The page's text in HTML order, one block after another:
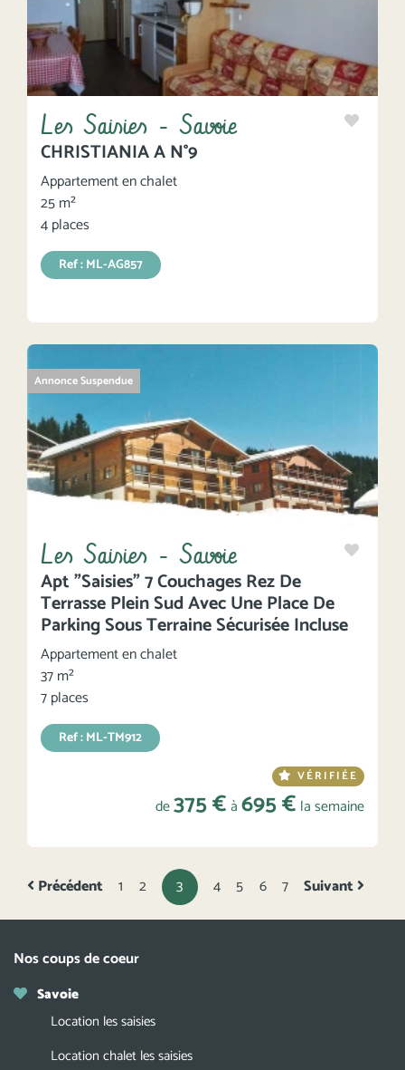
Les Saisies - Savoie
CHRISTIANIA A N°9
Appartement en chalet
25 m²
4 places
Ref : ML-AG857
Annonce Suspendue
Les Saisies - Savoie
Apt "Saisies" 7 Couchages Rez De
Terrasse Plein Sud Avec Une Place De
Parking Sous Terraine Sécurisée Incluse
Appartement en chalet
37 m²
7 places
Ref : ML-TM912
VÉRIFIÉE
de375 €à695 € la semaine
Précédent 1 2 3 4 5 6 7 Suivant
Nos coups de coeur
Savoie
Location les saisies
Location chalet les saisies